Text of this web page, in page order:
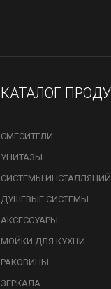
КАТАЛОГ
СМЕСИТЕЛИ
УНИТАЗЫ
СИСТЕМЫ ИНСТАЛЛЯЦИЙ
ДУШЕВЫЕ СИСТЕМЫ
АКСЕССУАРЫ
МОЙКИ ДЛЯ КУХНИ
РАКОВИНЫ
ЗЕРКАЛА